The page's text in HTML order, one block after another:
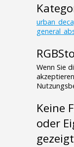
Wenn Sie
Keine
oder